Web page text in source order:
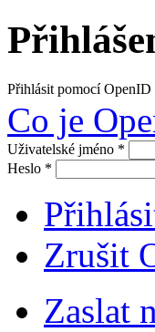
Přihlásit pomocí OpenID
Co je
Uživatelské jméno *
Heslo *
Zrušit
Zaslat